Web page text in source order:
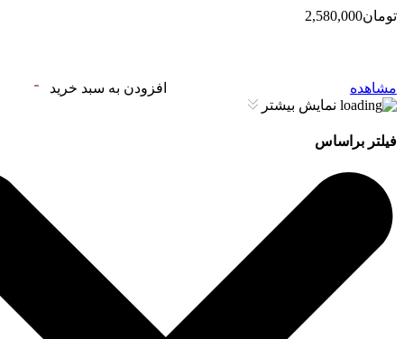
تومان2,580,000
مشاهده
افزودن به سبد خرید
نمایش بیشتر
فیلتر براساس